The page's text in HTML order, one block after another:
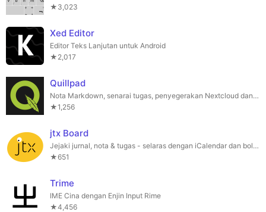
★3,023
Xed Editor
Editor Teks Lanjutan untuk Android
★2,017
Quillpad
Nota Markdown, senarai tugas, penyegerakan Nextcloud dan banyak lagi. Sebuah cabang aplikasi Quillnote.
★1,256
jtx Board
Jejaki jurnal, nota & tugas - selaras dengan iCalendar dan boleh diselaraskan dengan yo.
★651
Trime
IME Cina dengan Enjin Input Rime
★4,456